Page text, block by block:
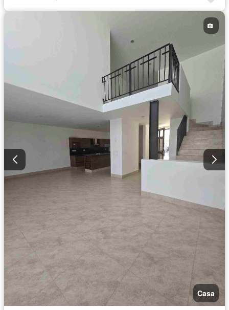
Circuito cerrado de televisión
Recámara con closet
Caseta de vigilancia
Permite niños
Casa